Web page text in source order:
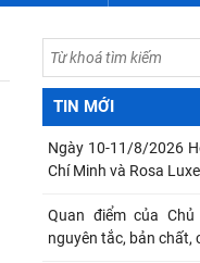
TIN MỚI
Ngày 10-11/8/2026
Chí Minh và Rosa
Quan điểm của
nguyên tắc, bản chất,